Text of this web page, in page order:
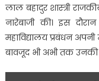
लाल बहादुर शास्त्री
नारेबाजी की। इस
महाविद्यालय प्रबंधन
बावजूद भी अभी तक उनकी